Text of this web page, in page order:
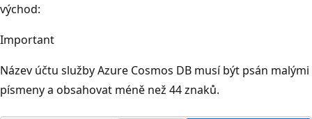
východ:
Important
Název účtu služby Azure Cosmos DB musí být psán malými
písmeny a obsahovat méně než 44 znaků.